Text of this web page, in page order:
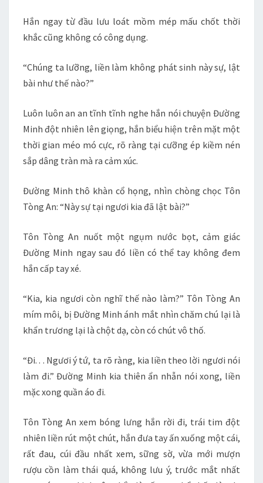
Hắn ngay từ đầu lưu loát mồm mép mấu chốt thời
khắc cũng không có công dụng.
“Chúng ta lưỡng, liền làm không phát sinh này sự, lật
bài như thế nào?”
Luôn luôn an an tĩnh tĩnh nghe hắn nói chuyện Đường
Minh đột nhiên lên giọng, hắn biểu hiện trên mặt một
thời gian méo mó cực, rõ ràng tại cưỡng ép kiềm nén
sắp dâng tràn mà ra cảm xúc.
Đường Minh thô khàn cổ họng, nhìn chòng chọc Tôn
Tòng An: “Này sự tại ngươi kia đã lật bài?”
Tôn Tòng An nuốt một ngụm nước bọt, cảm giác
Đường Minh ngay sau đó liền có thể tay không đem
hắn cấp tay xé.
“Kia, kia ngươi còn nghĩ thế nào làm?” Tôn Tòng An
mím môi, bị Đường Minh ánh mắt nhìn chăm chú lại là
khẩn trương lại là chột dạ, còn có chút vô thố.
“Đi. . . Ngươi ý tứ, ta rõ ràng, kia liền theo lời ngươi nói
làm đi.” Đường Minh kia thiên ẩn nhẫn nói xong, liền
mặc xong quần áo đi.
Tôn Tòng An xem bóng lưng hắn rời đi, trái tim đột
nhiên liền rút một chút, hắn đưa tay ấn xuống một cái,
rất đau, cúi đầu nhất xem, sững sờ, vừa mới mượn
rượu cồn làm thái quá, không lưu ý, trước mắt nhất